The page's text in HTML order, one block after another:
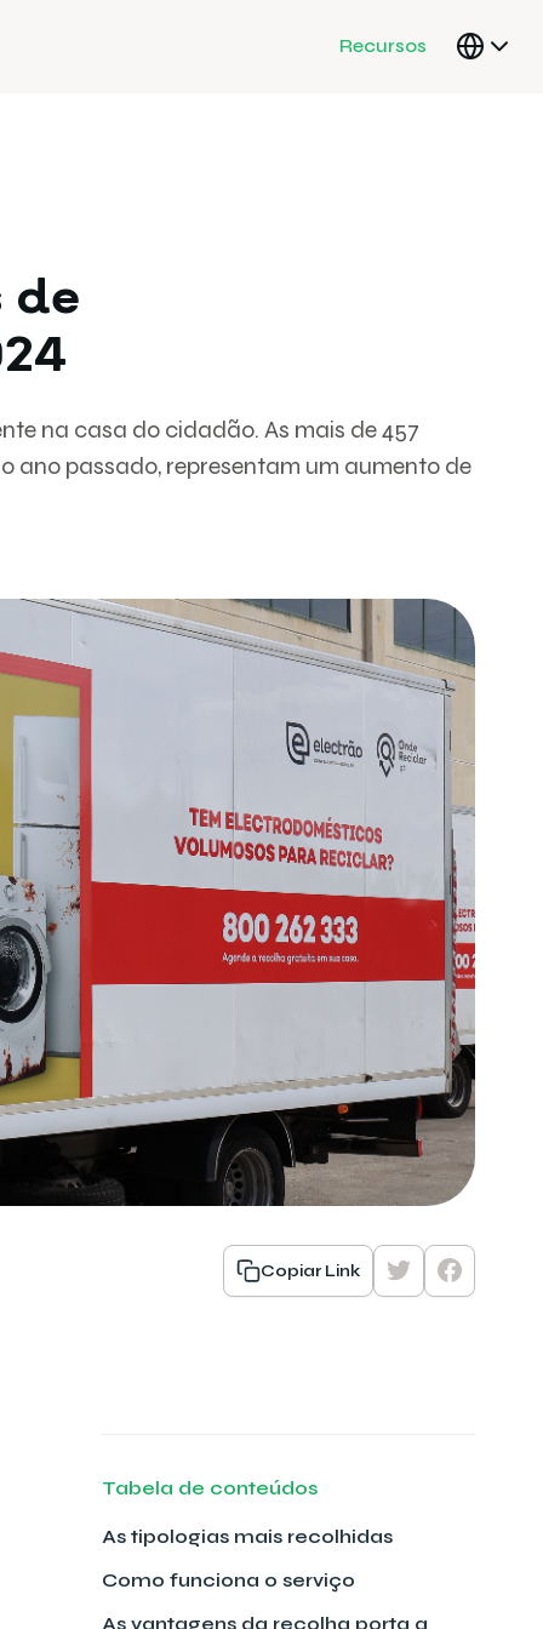
Recursos
de
na casa do cidadão. As mais de 457
ano passado, representam um aumento de
Copiar Link
Tabela de conteúdos
As tipologias mais recolhidas
Como funciona o serviço
As vantagens da recolha porta a